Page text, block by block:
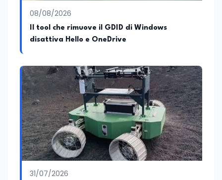
08/08/2026
Il tool che rimuove il GDID di Windows
disattiva Hello e OneDrive
31/07/2026